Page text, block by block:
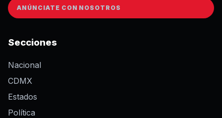
ANÚNCIATE CON NOSOTROS
Secciones
Nacional
CDMX
Estados
Política